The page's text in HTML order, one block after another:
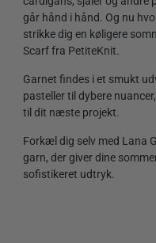
går hånd i hånd. Og nu
strikke dig en køligere
Scarf fra PetiteKnit.
Garnet findes i et smukt
pasteller til dybere
til dit næste projekt.
Forkæl dig selv med Lana
garn, der giver dine
sofistikeret udtryk.